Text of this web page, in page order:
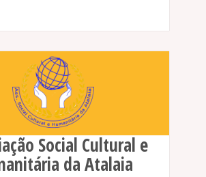
Social Cultural e
da Atalaia